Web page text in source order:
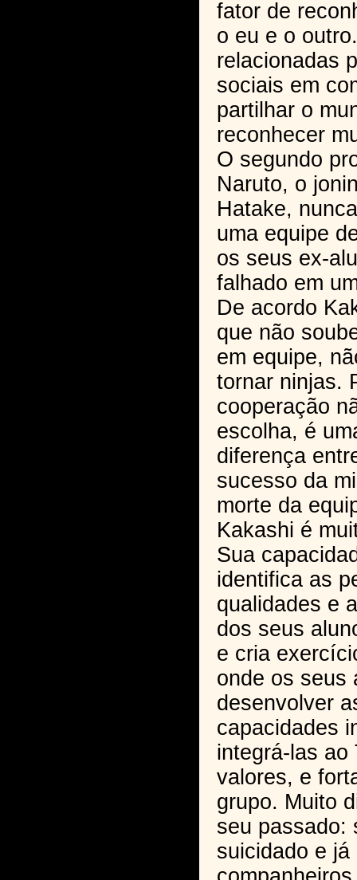
fator de
o eu e o
relacionadas
sociais em
partilhar o
reconhecer
O segundo
Naruto, o
Hatake,
uma equipe
os seus ex-
falhado em
De acordo
que não
em equipe,
tornar ninjas.
cooperação
escolha, é
diferença
sucesso da
morte da
Kakashi é
Sua
identifica as
qualidades e
dos seus
e cria
onde os seus
desenvolver
capacidades
integrá-las ao
valores, e
grupo. Muito
seu passado:
suicidado e já